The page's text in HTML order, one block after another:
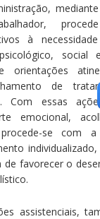
à
social
orientações
de
Com essas
emocional,
procede-se com
favorecer o
assistenciais,